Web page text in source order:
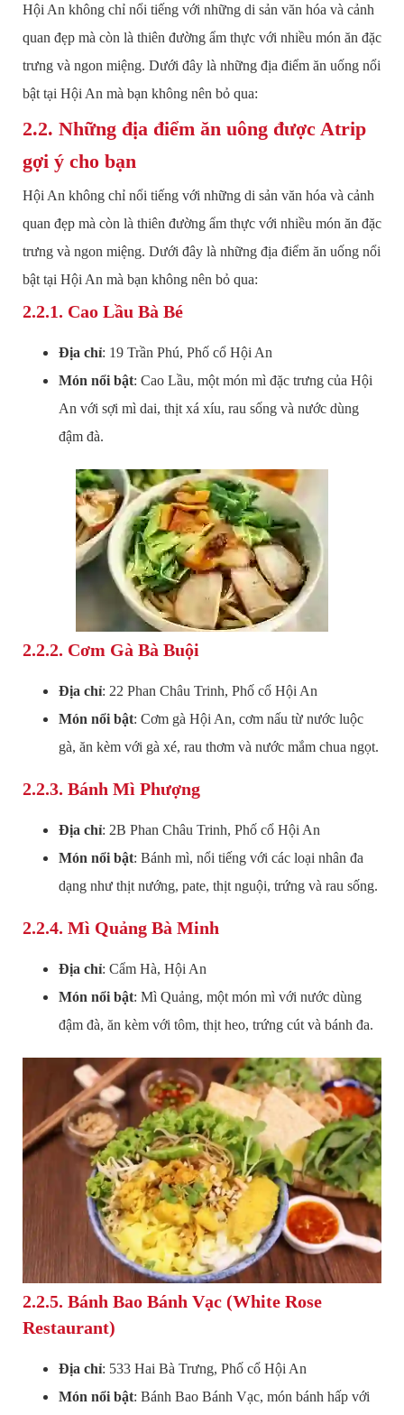
Hội An không chỉ nổi tiếng với những di sản văn hóa và cảnh
quan đẹp mà còn là thiên đường ẩm thực với nhiều món ăn đặc
trưng và ngon miệng. Dưới đây là những địa điểm ăn uống nổi
bật tại Hội An mà bạn không nên bỏ qua:
2.2. Những địa điểm ăn uông được Atrip
gợi ý cho bạn
Hội An không chỉ nổi tiếng với những di sản văn hóa và cảnh
quan đẹp mà còn là thiên đường ẩm thực với nhiều món ăn đặc
trưng và ngon miệng. Dưới đây là những địa điểm ăn uống nổi
bật tại Hội An mà bạn không nên bỏ qua:
2.2.1. Cao Lầu Bà Bé
Địa chỉ: 19 Trần Phú, Phố cổ Hội An
Món nổi bật: Cao Lầu, một món mì đặc trưng của Hội
An với sợi mì dai, thịt xá xíu, rau sống và nước dùng
đậm đà.
2.2.2. Cơm Gà Bà Buội
Địa chỉ: 22 Phan Châu Trinh, Phố cổ Hội An
Món nổi bật: Cơm gà Hội An, cơm nấu từ nước luộc
gà, ăn kèm với gà xé, rau thơm và nước mắm chua ngọt.
2.2.3. Bánh Mì Phượng
Địa chỉ: 2B Phan Châu Trinh, Phố cổ Hội An
Món nổi bật: Bánh mì, nổi tiếng với các loại nhân đa
dạng như thịt nướng, pate, thịt nguội, trứng và rau sống.
2.2.4. Mì Quảng Bà Minh
Địa chỉ: Cẩm Hà, Hội An
Món nổi bật: Mì Quảng, một món mì với nước dùng
đậm đà, ăn kèm với tôm, thịt heo, trứng cút và bánh đa.
2.2.5. Bánh Bao Bánh Vạc (White Rose
Restaurant)
Địa chỉ: 533 Hai Bà Trưng, Phố cổ Hội An
Món nổi bật: Bánh Bao Bánh Vạc, món bánh hấp với